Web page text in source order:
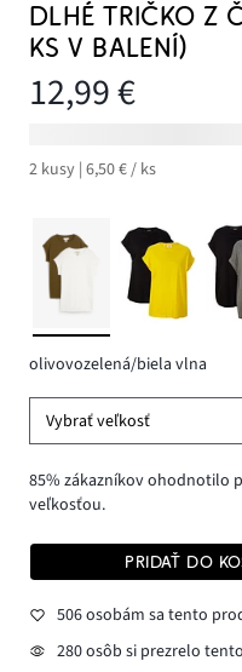
DLHÉ TRIČKO Z
KS V BALENÍ)
12,99 €
2 kusy | 6,50 € / ks
olivovozelená/biela vlna
Vybrať veľkosť
85% zákazníkov ohodnotilo
veľkosťou.
PRIDAŤ DO
506 osobám sa tento
280 osôb si prezrelo